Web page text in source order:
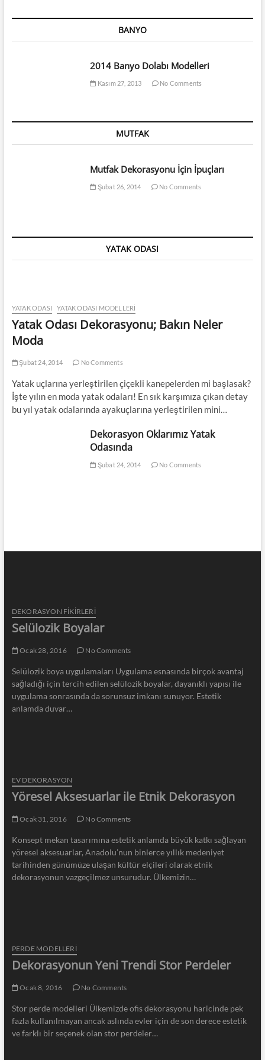
BANYO
2014 Banyo Dolabı Modelleri
Kasım 27, 2013 No Comments
MUTFAK
Mutfak Dekorasyonu İçin İpuçları
Şubat 26, 2014 No Comments
YATAK ODASI
YATAK ODASI YATAK ODASI MODELLERI
Yatak Odası Dekorasyonu; Bakın Neler
Moda
Şubat 24, 2014 No Comments
Yatak uçlarına yerleştirilen çiçekli kanepelerden mi başlasak?
İşte yılın en moda yatak odaları! En sık karşımıza çıkan detay
bu yıl yatak odalarında ayakuçlarına yerleştirilen mini…
Dekorasyon Oklarımız Yatak
Odasında
Şubat 24, 2014 No Comments
DEKORASYON FİKİRLERİ
Selülozik Boyalar
Ocak 28, 2016 No Comments
Selülozik boya uygulamaları Uygulama esnasında birçok avantaj
sağladığı için tercih edilen selülozik boyalar, dayanıklı yapısı ile
uygulama sonrasında da sorunsuz imkanı sunuyor. Estetik
anlamda duvar…
EV DEKORASYON
Yöresel Aksesuarlar ile Etnik Dekorasyon
Ocak 31, 2016 No Comments
Konsept mekan tasarımına estetik anlamda büyük katkı sağlayan
yöresel aksesuarlar, Anadolu’nun binlerce yıllık medeniyet
tarihinden günümüze ulaşan kültür elçileri olarak etnik
dekorasyonun vazgeçilmez unsurudur. Ülkemizin…
PERDE MODELLERI
Dekorasyonun Yeni Trendi Stor Perdeler
Ocak 8, 2016 No Comments
Stor perde modelleri Ülkemizde ofis dekorasyonu haricinde pek
fazla kullanılmayan ancak aslında evler için de son derece estetik
ve farklı bir seçenek olan stor perdeler…